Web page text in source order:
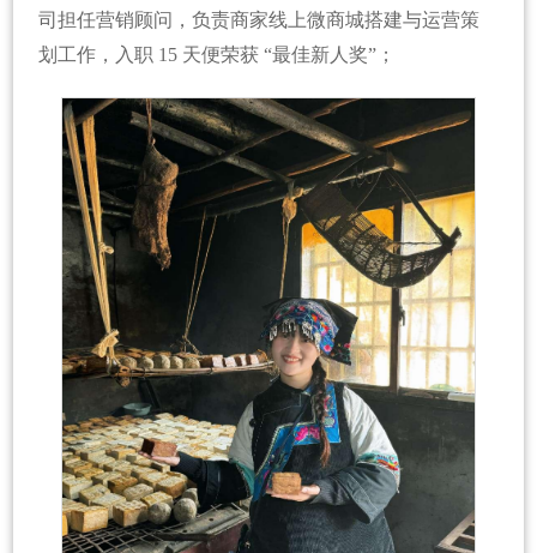
司担任营销顾问，负责商家线上微商城搭建与运营策
划工作，入职 15 天便荣获 “最佳新人奖”；